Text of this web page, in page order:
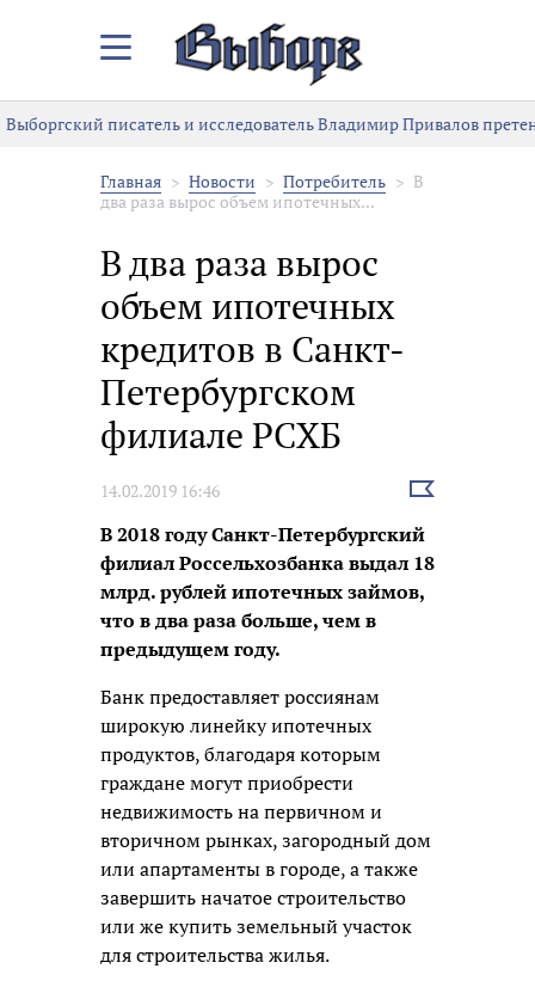
Закрыть/
меню
Выборгский писатель и исследователь Владимир Привалов
Главная Новости Потребитель
В
два раза вырос объем ипотечных...
В два раза вырос
объем ипотечных
кредитов в Санкт-
Петербургском
филиале РСХБ
14.02.2019 16:46
Выбрать
В 2018 году Санкт-Петербургский
филиал Россельхозбанка выдал 18
млрд. рублей ипотечных займов,
что в два раза больше, чем в
предыдущем году.
Банк предоставляет россиянам
широкую линейку ипотечных
продуктов, благодаря которым
граждане могут приобрести
недвижимость на первичном и
вторичном рынках, загородный дом
или апартаменты в городе, а также
завершить начатое строительство
или же купить земельный участок
для строительства жилья.